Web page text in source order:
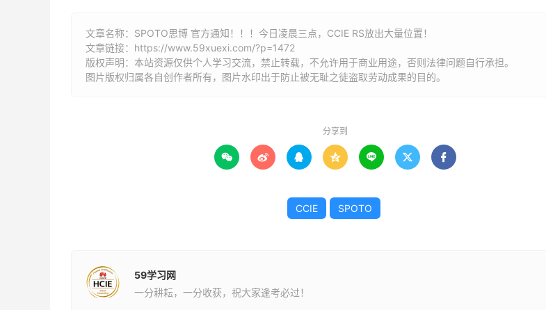
文章名称：SPOTO思博 官方通知！！！今日凌晨三点，CCIE RS放出大量位置！
文章链接： https://www.59xuexi.com/?p=1472
版权声明：本站资源仅供个人学习交流，禁止转载，不允许用于商业用途，否则法律问题自行承担。
图片版权归属各自创作者所有，图片水印出于防止被无耻之徒盗取劳动成果的目的。
分享到
      
CCIE SPOTO
59学习网
一分耕耘，一分收获，祝大家逢考必过！